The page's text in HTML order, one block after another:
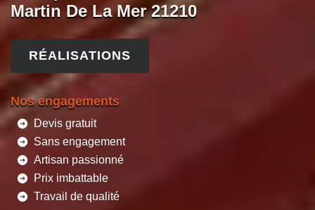
Martin De La Mer 21210
RÉALISATIONS
Nos engagements
Devis gratuit
Sans engagement
Artisan passionné
Prix imbattable
Travail de qualité